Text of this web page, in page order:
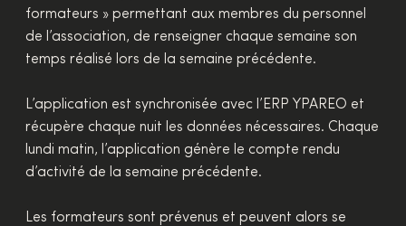
formateurs » permettant aux membres du personnel
de l’association, de renseigner chaque semaine son
temps réalisé lors de la semaine précédente.
L’application est synchronisée avec l’ERP YPAREO et
récupère chaque nuit les données nécessaires. Chaque
lundi matin, l’application génère le compte rendu
d’activité de la semaine précédente.
Les formateurs sont prévenus et peuvent alors se